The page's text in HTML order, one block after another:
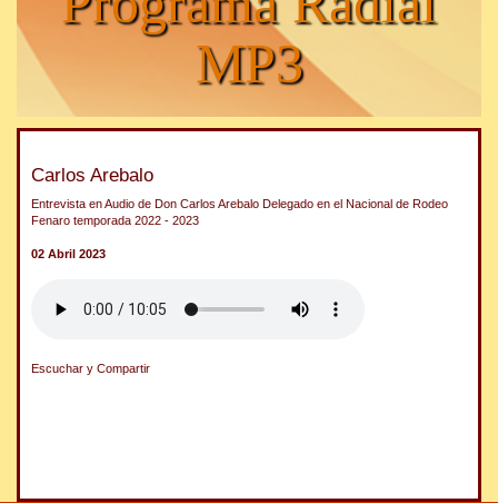
MP3
Carlos Arebalo
Entrevista en Audio de Don Carlos Arebalo Delegado en el Nacional de Rodeo
Fenaro temporada 2022 - 2023
02 Abril 2023
Escuchar y Compartir